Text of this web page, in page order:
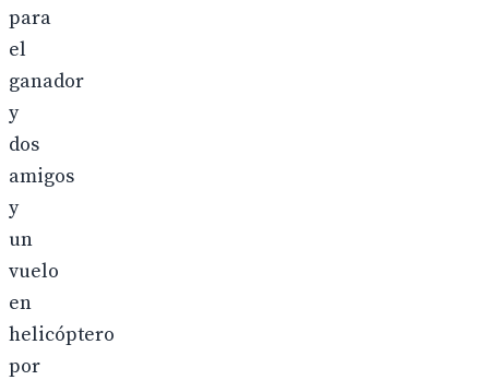
para
el
ganador
y
dos
amigos
y
un
vuelo
en
helicóptero
por